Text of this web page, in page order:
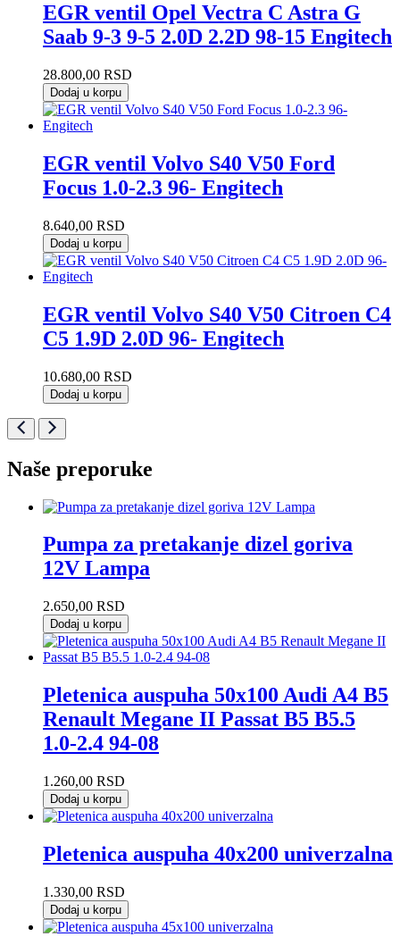
EGR ventil Opel Vectra C Astra G
Saab 9-3 9-5 2.0D 2.2D 98-15 Engitech
28.800,00 RSD
Dodaj u korpu
EGR ventil Volvo S40 V50 Ford
Focus 1.0-2.3 96- Engitech
8.640,00 RSD
Dodaj u korpu
EGR ventil Volvo S40 V50 Citroen C4
C5 1.9D 2.0D 96- Engitech
10.680,00 RSD
Dodaj u korpu
Naše preporuke
Pumpa za pretakanje dizel goriva
12V Lampa
2.650,00 RSD
Dodaj u korpu
Pletenica auspuha 50x100 Audi A4 B5
Renault Megane II Passat B5 B5.5
1.0-2.4 94-08
1.260,00 RSD
Dodaj u korpu
Pletenica auspuha 40x200 univerzalna
1.330,00 RSD
Dodaj u korpu